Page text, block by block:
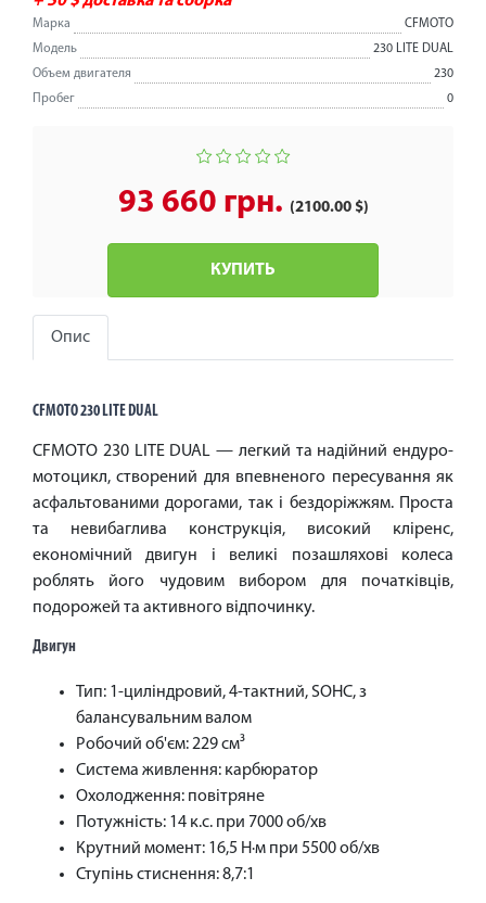
Марка
CFMOTO
Модель
230 LITE DUAL
Объем двигателя
230
Пробег
0
93 660 грн. (2100.00 $)
КУПИТЬ
Опис
CFMOTO 230 LITE DUAL
CFMOTO 230 LITE DUAL — легкий та надійний ендуро-
мотоцикл, створений для впевненого пересування як
асфальтованими дорогами, так і бездоріжжям. Проста
та невибаглива конструкція, високий кліренс,
економічний двигун і великі позашляхові колеса
роблять його чудовим вибором для початківців,
подорожей та активного відпочинку.
Двигун
Тип: 1-циліндровий, 4-тактний, SOHC, з
балансувальним валом
Робочий об'єм: 229 см³
Система живлення: карбюратор
Охолодження: повітряне
Потужність: 14 к.с. при 7000 об/хв
Крутний момент: 16,5 Н·м при 5500 об/хв
Ступінь стиснення: 8,7:1